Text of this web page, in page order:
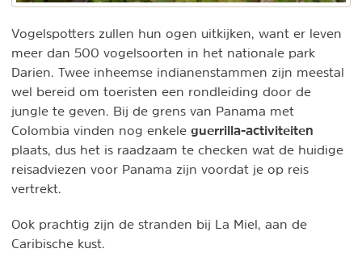
Vogelspotters zullen hun ogen uitkijken, want er leven
meer dan 500 vogelsoorten in het nationale park
Darien. Twee inheemse indianenstammen zijn meestal
wel bereid om toeristen een rondleiding door de
jungle te geven. Bij de grens van Panama met
Colombia vinden nog enkele guerrilla-activiteiten
plaats, dus het is raadzaam te checken wat de huidige
reisadviezen voor Panama zijn voordat je op reis
vertrekt.
Ook prachtig zijn de stranden bij La Miel, aan de
Caribische kust.